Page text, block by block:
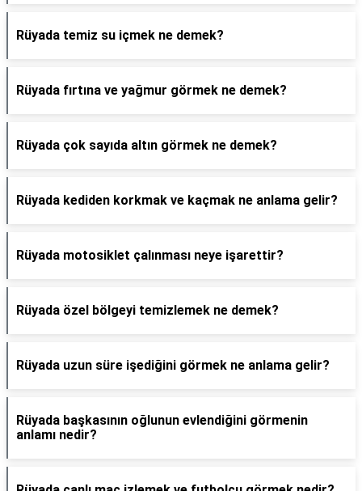
Rüyada temiz su içmek ne demek?
Rüyada fırtına ve yağmur görmek ne demek?
Rüyada çok sayıda altın görmek ne demek?
Rüyada kediden korkmak ve kaçmak ne anlama gelir?
Rüyada motosiklet çalınması neye işarettir?
Rüyada özel bölgeyi temizlemek ne demek?
Rüyada uzun süre işediğini görmek ne anlama gelir?
Rüyada başkasının oğlunun evlendiğini görmenin
anlamı nedir?